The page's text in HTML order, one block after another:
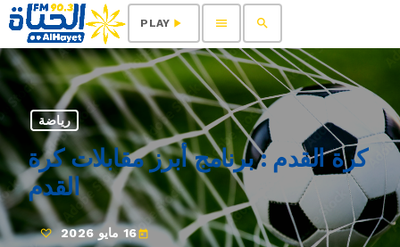
search
menu
play_arrow
PLAY
رياضة
كرة القدم : برنامج أبرز مقابلات كرة
القدم
today16 مايو 2026